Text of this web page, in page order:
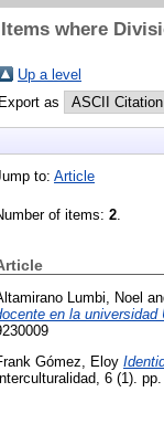
Items where
Up a level
Export as
to: Article
of items: 2.
Lumbi, Noel
en la universidad
Gómez, Eloy
6 (1).